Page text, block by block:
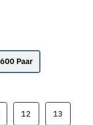
600 Paar600 Paar
12 1313